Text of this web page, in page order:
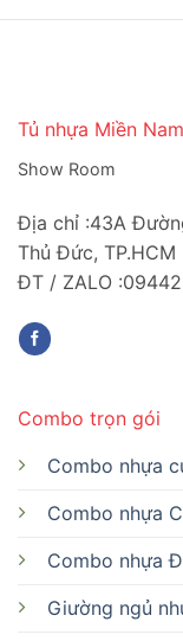
Tủ nhựa Miền Nam
Show Room
Địa chỉ :43A
Thủ Đức, TP.HCM
ĐT / ZALO
Combo trọn gói
Combo nhựa
Combo nhựa
Combo nhựa
Giường ngủ